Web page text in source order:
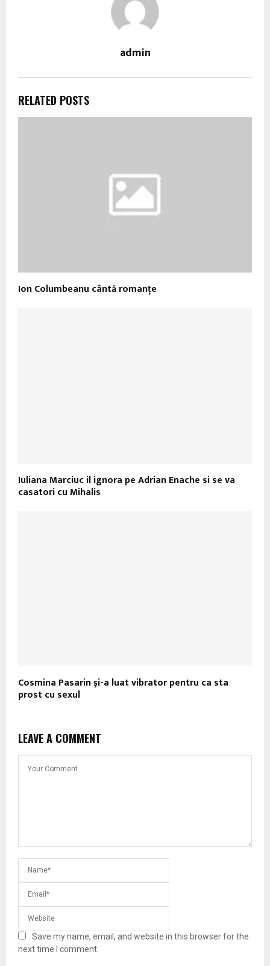
admin
RELATED POSTS
Ion Columbeanu cântă romanţe
Iuliana Marciuc il ignora pe Adrian Enache si se va
casatori cu Mihalis
Cosmina Pasarin şi-a luat vibrator pentru ca sta
prost cu sexul
LEAVE A COMMENT
Save my name, email, and website in this browser for the
next time I comment.